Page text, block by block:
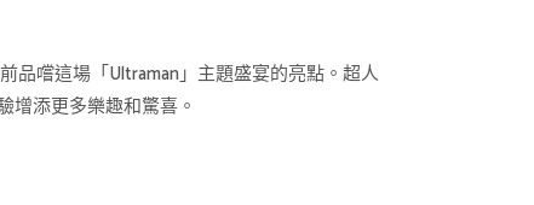
品嚐這場「Ultraman」主題盛宴的亮點。超人
增添更多樂趣和驚喜。